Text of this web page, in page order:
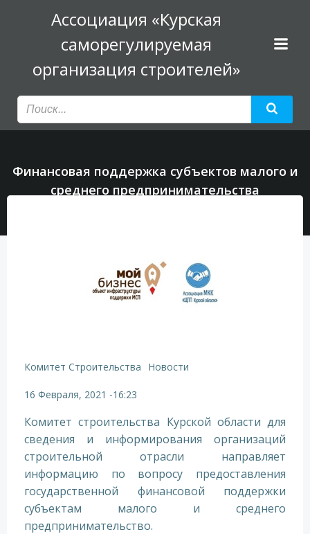
к
содержимому
Ассоциация «Курская
саморегулируемая
организация строителей»
Финансовая поддержка субъектов малого и
среднего предпринимательства
Комитет Строительства Новости
16 Февраля, 2021 -16:23
Комитет строительства Курской области для
сведения и информирования организаций
строительной отрасли направляет
информацию по вопросу предоставления
государственной финансовой поддержки
субъектам малого и среднего
предпринимательство.